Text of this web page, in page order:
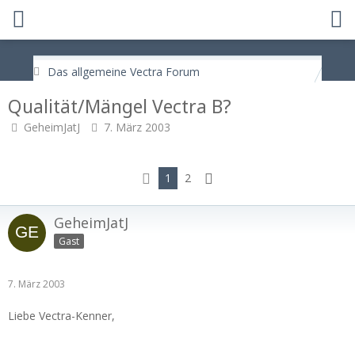
Das allgemeine Vectra Forum
Qualität/Mängel Vectra B?
GeheimJatJ 7. März 2003
1 2
GeheimJatJ
Gast
7. März 2003
Liebe Vectra-Kenner,